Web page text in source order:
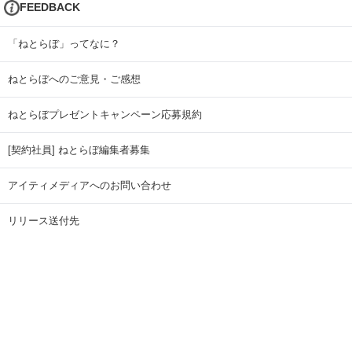
FEEDBACK
「ねとらぼ」ってなに？
ねとらぼへのご意見・ご感想
ねとらぼプレゼントキャンペーン応募規約
[契約社員] ねとらぼ編集者募集
アイティメディアへのお問い合わせ
リリース送付先